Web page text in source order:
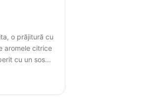
o prăjitură cu
aromele citrice
cu un sos